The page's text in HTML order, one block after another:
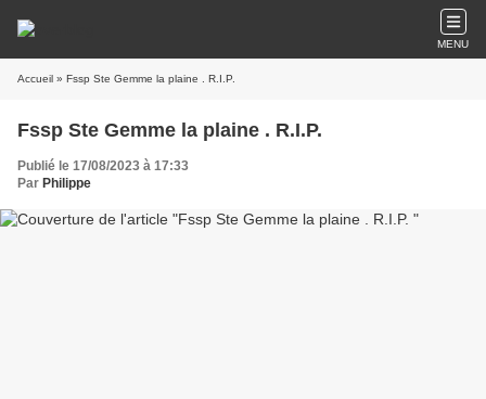
MENU
Accueil » Fssp Ste Gemme la plaine . R.I.P.
Fssp Ste Gemme la plaine . R.I.P.
Publié le 17/08/2023 à 17:33
Par Philippe